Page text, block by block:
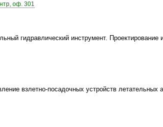
оф. 301
гидравлический инструмент. Проектирование
взлетно-посадочных устройств летательных